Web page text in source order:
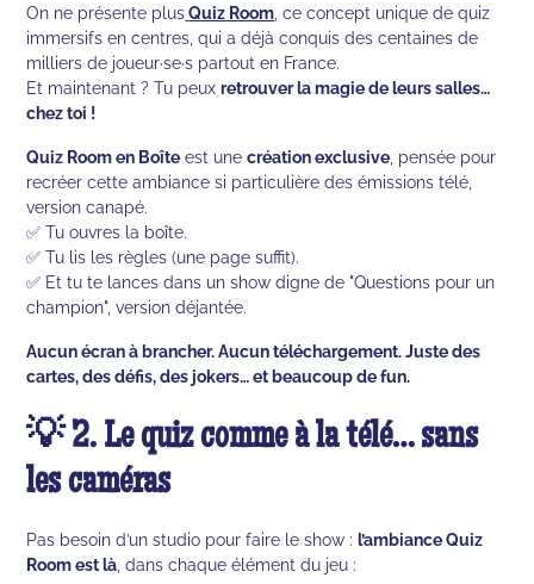
On ne présente plusQuiz Room , ce concept unique de quiz
immersifs en centres, qui a déjà conquis des centaines de
milliers de joueur·se·s partout en France.
Et maintenant ? Tu peuxretrouver la magie de leurs salles…
chez toi !
Quiz Room en Boîte est unecréation exclusive , pensée pour
recréer cette ambiance si particulière des émissions télé,
version canapé.
✅ Tu ouvres la boîte.
✅ Tu lis les règles (une page suffit).
✅ Et tu te lances dans un show digne de "Questions pour un
champion", version déjantée.
Aucun écran à brancher. Aucun téléchargement. Juste des
cartes, des défis, des jokers… et beaucoup de fun.
💡 2. Le quiz comme à la télé… sans
les caméras
Pas besoin d’un studio pour faire le show :l’ambiance Quiz
Room est là , dans chaque élément du jeu :